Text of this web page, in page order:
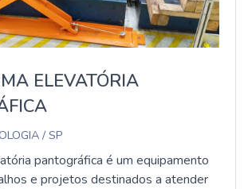
ELEVATÓRIA
/ SP
pantográfica é um equipamento
e projetos destinados a atender